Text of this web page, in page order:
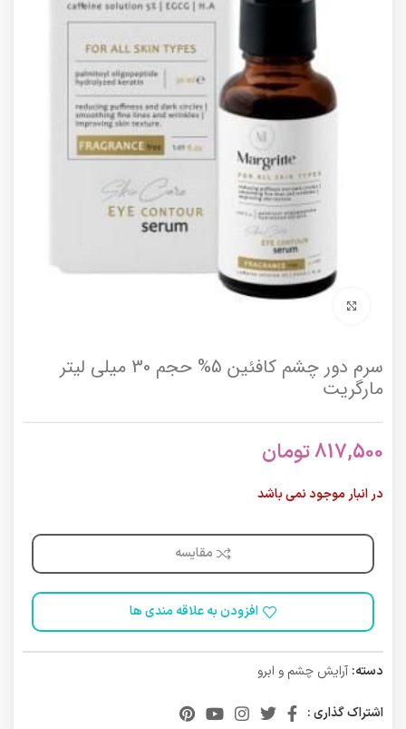
برای بزرگنمایی کلیک کنید
سرم دور چشم کافئین 5% حجم 30 میلی لیتر
مارگریت
817,500تومان
در انبار موجود نمی باشد
مقایسه
افزودن به علاقه مندی ها
دسته: آرایش چشم و ابرو
اشتراک گذاری :